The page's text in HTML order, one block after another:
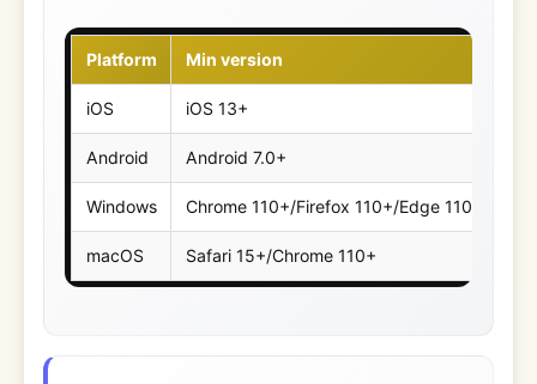
Platform Min version
iOS iOS 13+
Android Android 7.0+
Windows Chrome 110+/Firefox 110+/Edge 110+
macOS Safari 15+/Chrome 110+